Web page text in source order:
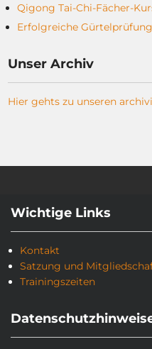
Qigong Tai-Chi-Fächer-
Erfolgreiche
Unser Archiv
Hier gehts zu unseren
Wichtige Links
Kontakt
Satzung und
Trainingszeiten